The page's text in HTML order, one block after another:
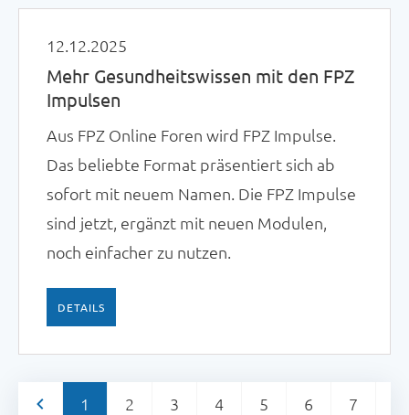
12.12.2025
Mehr Gesundheitswissen mit den FPZ
Impulsen
Aus FPZ Online Foren wird FPZ Impulse.
Das beliebte Format präsentiert sich ab
sofort mit neuem Namen. Die FPZ Impulse
sind jetzt, ergänzt mit neuen Modulen,
noch einfacher zu nutzen.
DETAILS
< 1 2 3 4 5 6 7